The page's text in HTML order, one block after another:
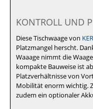
KONTROLL UND
Diese Tischwaage von
Platzmangel herscht.
Waaage nimmt die
kompakte Bauweise ist
Platzverhältnisse von
Mobilität enorm wichtig.
zudem ein optionaler